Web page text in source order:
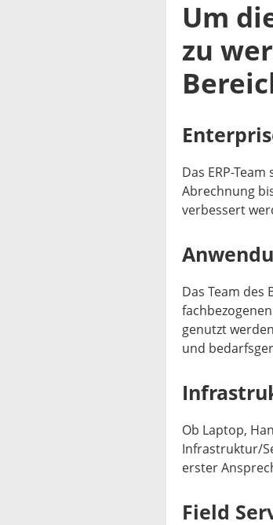
Um
zu
Das ERP-
Abrechnung
verbessert
Das Team des
genutzt
und
Ob Laptop,
Infrastruktur/
erster
Field